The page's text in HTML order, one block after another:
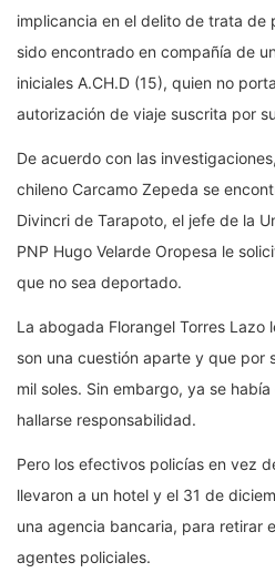
implicancia en el delito de trata de
sido encontrado en compañía de
iniciales A.CH.D (15), quien no
autorización de viaje suscrita por
De acuerdo con las
chileno Carcamo Zepeda se
Divincri de Tarapoto, el jefe de la
PNP Hugo Velarde Oropesa le
que no sea deportado.
La abogada Florangel Torres Lazo
son una cuestión aparte y que por
mil soles. Sin embargo, ya se
hallarse responsabilidad.
Pero los efectivos policías en vez
llevaron a un hotel y el 31 de
una agencia bancaria, para retirar
agentes policiales.